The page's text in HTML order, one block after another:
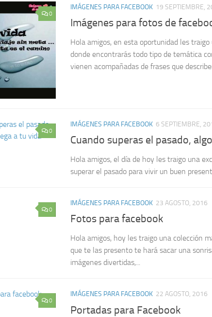
0
IMÁGENES PARA FACEBOOK 19 SEPTIEMBRE,
Imágenes para fotos de
Hola amigos, en esta oportunidad les
donde encontrarás todo tipo de temática
vienen acompañadas de frases que
0
IMÁGENES PARA FACEBOOK 6 SEPTIEMBRE,
Cuando superas el pasado,
Hola amigos, el día de hoy les traigo una
superar el pasado para vivir un buen
0
IMÁGENES PARA FACEBOOK 23 AGOSTO, 2016
Fotos para facebook
Hola amigos, hoy les traigo una colección
que te las presento te hará sacar una
imágenes divertidas,...
0
IMÁGENES PARA FACEBOOK 22 AGOSTO, 2016
Portadas para Facebook